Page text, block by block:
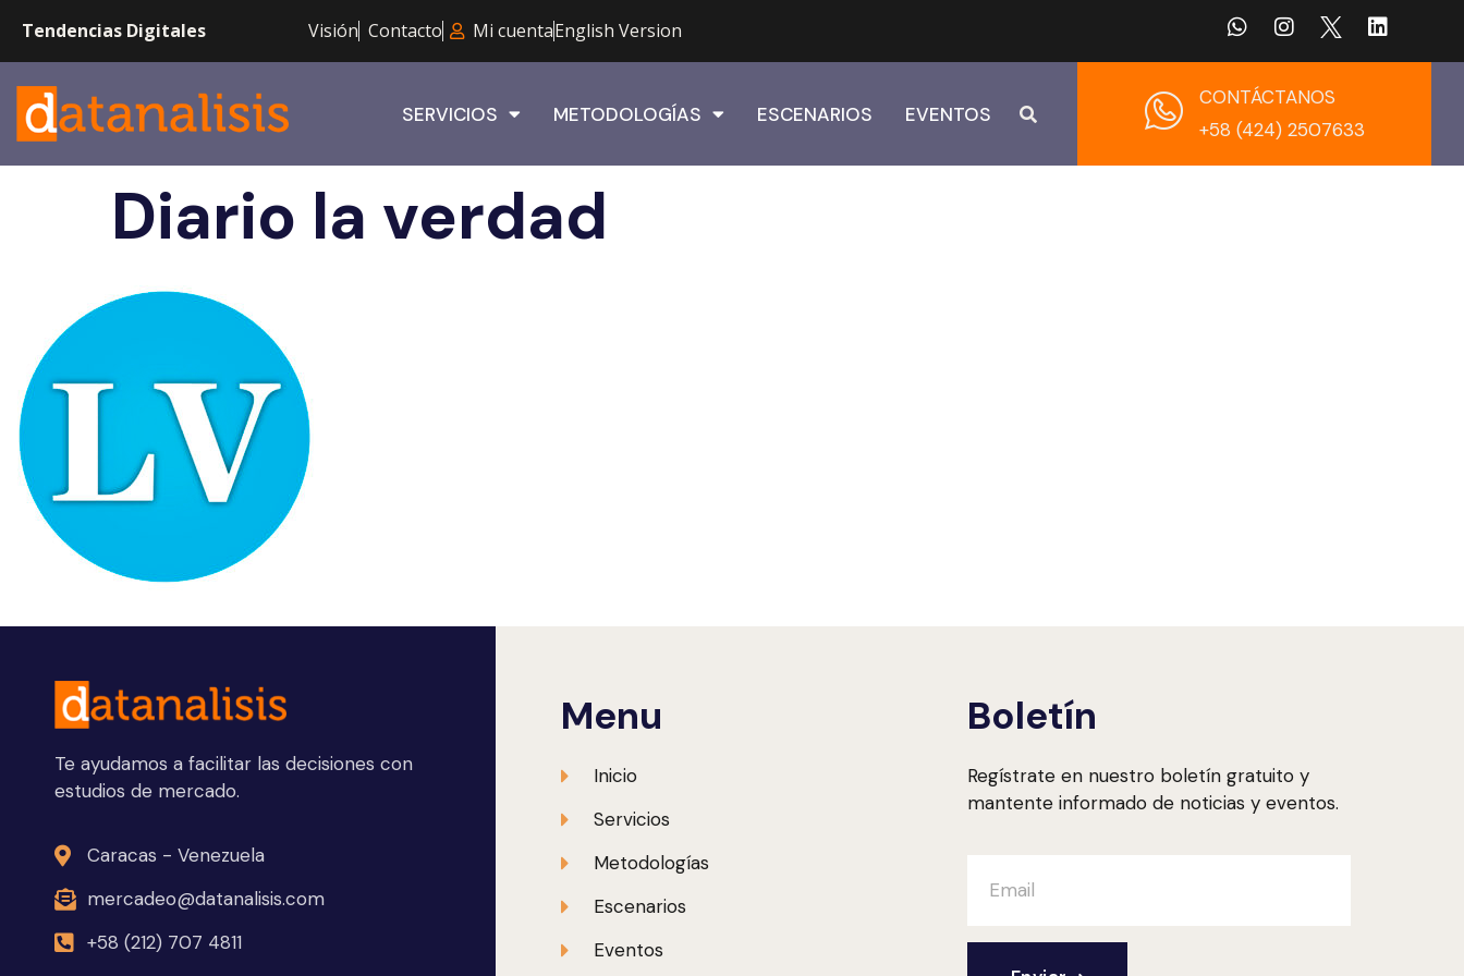
Tendencias Digitales Visión Contacto Mi cuentaEnglish Version
SERVICIOS METODOLOGÍAS ESCENARIOS EVENTOS
CONTÁCTANOS
+58 (424) 2507633
Diario la verdad
Te ayudamos a facilitar las decisiones con
estudios de mercado.
Caracas - Venezuela
mercadeo@datanalisis.com
+58 (212) 707 4811
Menu
Inicio
Servicios
Metodologías
Escenarios
Eventos
Boletín
Regístrate en nuestro boletín gratuito y
mantente informado de noticias y eventos.